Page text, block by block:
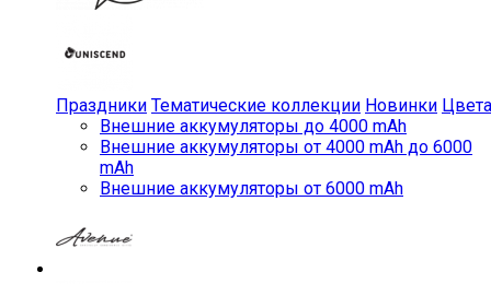
Праздники Тематические коллекции Новинки Цвета
Внешние аккумуляторы до 4000 mAh
Внешние аккумуляторы от 4000 mAh до 6000
mAh
Внешние аккумуляторы от 6000 mAh